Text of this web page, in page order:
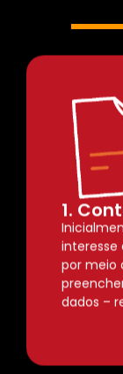
1.
interesse
por meio
dados –